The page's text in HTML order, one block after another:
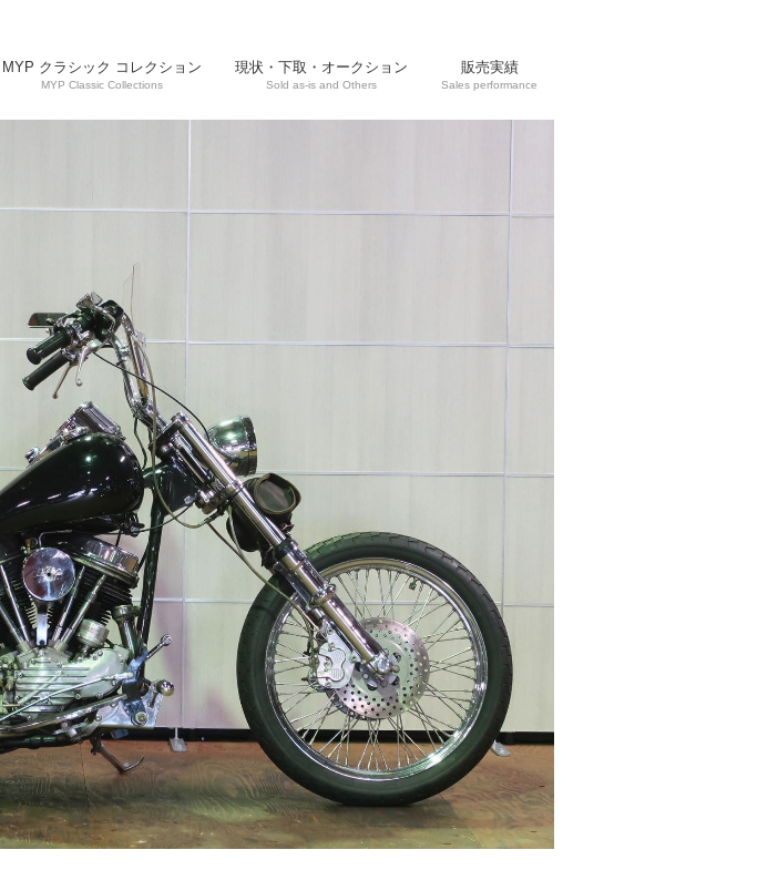
MYP クラシック コレクション
MYP Classic Collections
現状・下取・オークション
Sold as-is and Others
販売実績
Sales performance